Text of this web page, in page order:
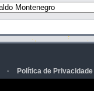
· Política de Privacidade